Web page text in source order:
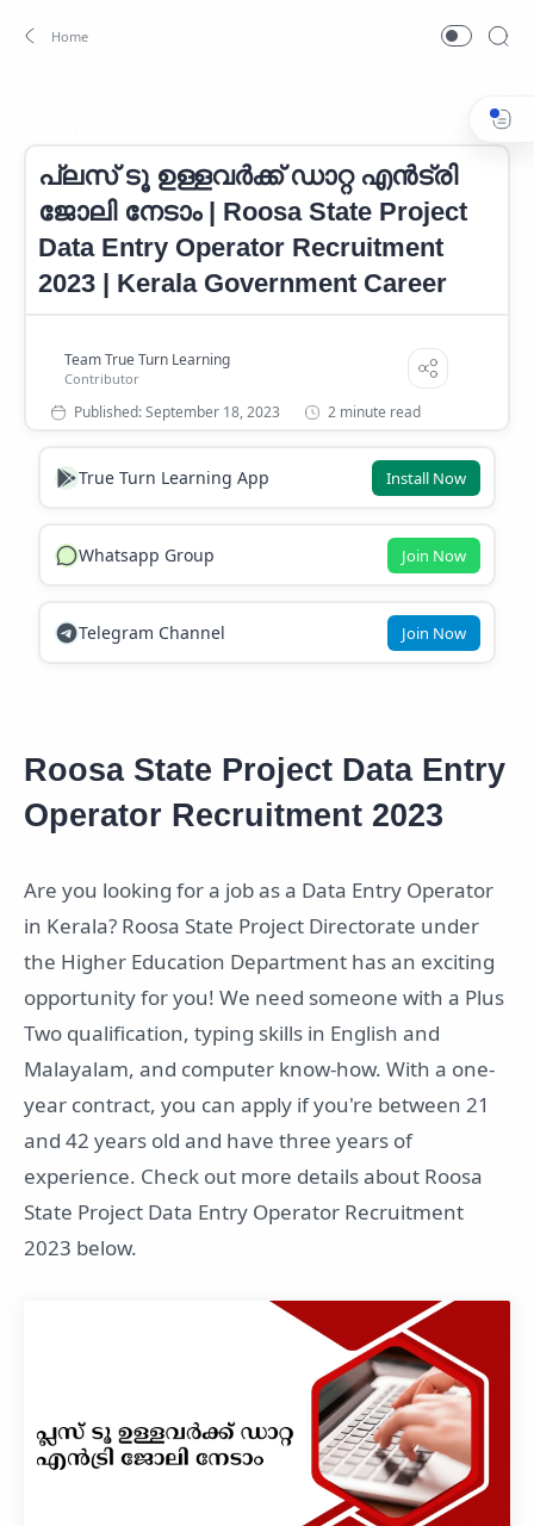
പ്ലസ് ടൂ ഉള്ളവർക്ക് ഡാറ്റ എൻട്രി
ജോലി നേടാം | Roosa State Project
Data Entry Operator Recruitment
2023 | Kerala Government Career
2 minute read
True Turn Learning App Install Now
Whatsapp Group Join Now
Telegram Channel Join Now
Roosa State Project Data Entry
Operator Recruitment 2023
Are you looking for a job as a Data Entry Operator
in Kerala? Roosa State Project Directorate under
the Higher Education Department has an exciting
opportunity for you! We need someone with a Plus
Two qualification, typing skills in English and
Malayalam, and computer know-how. With a one-
year contract, you can apply if you're between 21
and 42 years old and have three years of
experience. Check out more details about Roosa
State Project Data Entry Operator Recruitment
2023 below.